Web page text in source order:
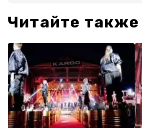
Читайте также